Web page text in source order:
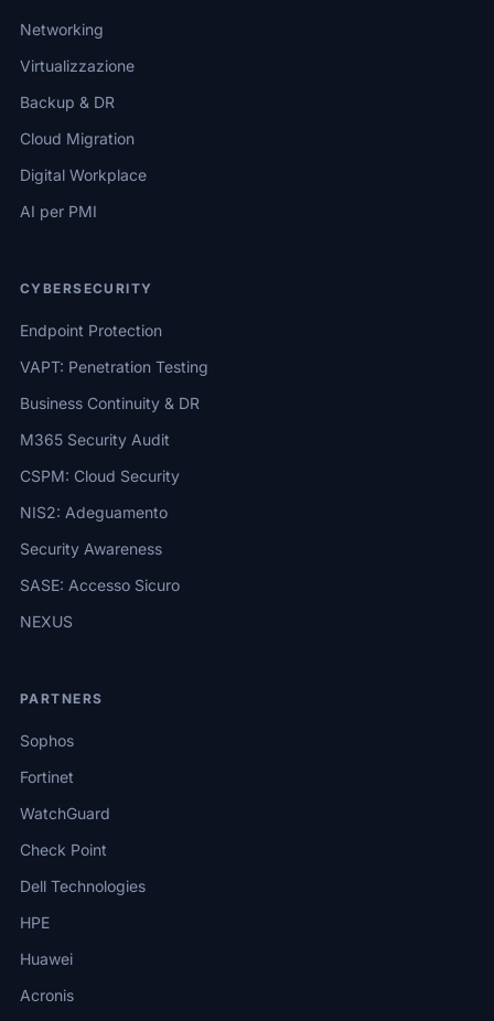
Networking
Virtualizzazione
Backup & DR
Cloud Migration
Digital Workplace
AI per PMI
CYBERSECURITY
Endpoint Protection
VAPT: Penetration Testing
Business Continuity & DR
M365 Security Audit
CSPM: Cloud Security
NIS2: Adeguamento
Security Awareness
SASE: Accesso Sicuro
NEXUS
PARTNERS
Sophos
Fortinet
WatchGuard
Check Point
Dell Technologies
HPE
Huawei
Acronis